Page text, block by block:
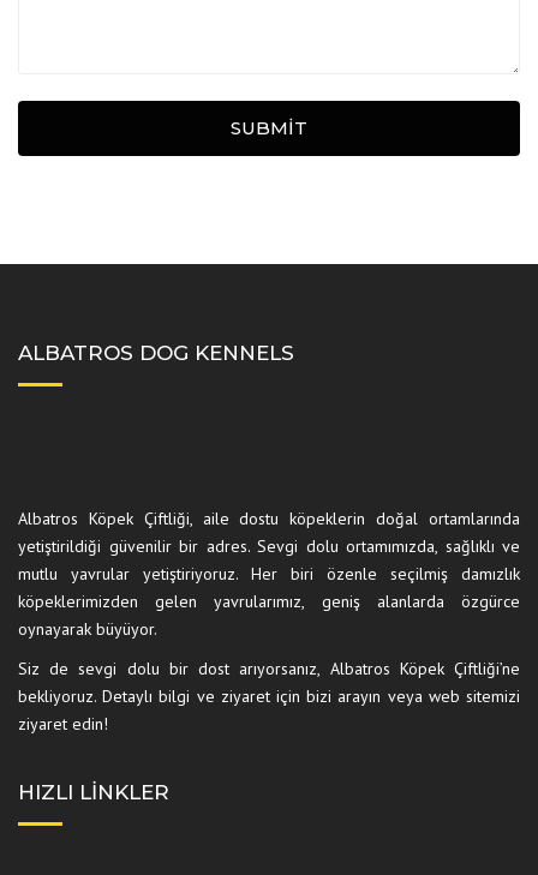
SUBMIT
ALBATROS DOG KENNELS
Albatros Köpek Çiftliği, aile dostu köpeklerin doğal ortamlarında
yetiştirildiği güvenilir bir adres. Sevgi dolu ortamımızda, sağlıklı ve
mutlu yavrular yetiştiriyoruz. Her biri özenle seçilmiş damızlık
köpeklerimizden gelen yavrularımız, geniş alanlarda özgürce
oynayarak büyüyor.
Siz de sevgi dolu bir dost arıyorsanız, Albatros Köpek Çiftliği’ne
bekliyoruz. Detaylı bilgi ve ziyaret için bizi arayın veya web sitemizi
ziyaret edin!
HIZLI LINKLER